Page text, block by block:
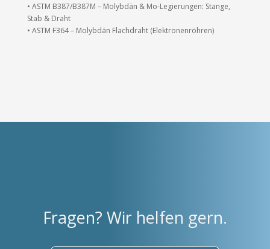
• ASTM B387/B387M – Molybdän & Mo-Legierungen: Stange,
Stab & Draht
• ASTM F364 – Molybdän Flachdraht (Elektronenröhren)
Fragen? Wir helfen gern.